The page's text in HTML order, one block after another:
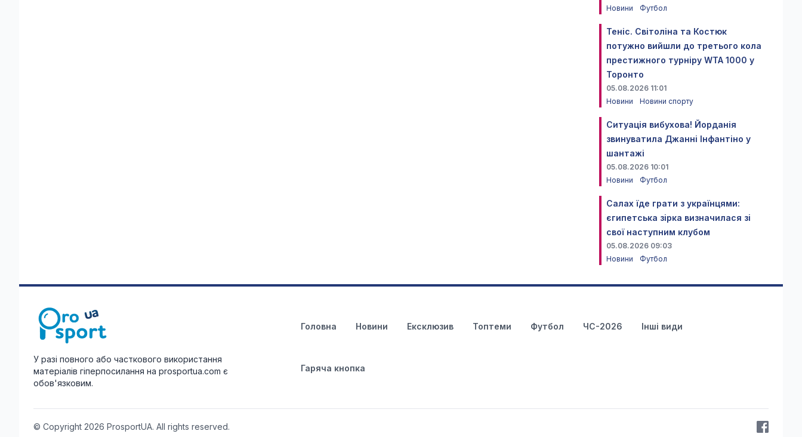
Новини
Футбол
Теніс. Світоліна та Костюк
потужно вийшли до третього кола
престижного турніру WTA 1000 у
Торонто
05.08.2026 11:01
Новини
Новини спорту
Ситуація вибухова! Йорданія
звинуватила Джанні Інфантіно у
шантажі
05.08.2026 10:01
Новини
Футбол
Салах їде грати з українцями:
єгипетська зірка визначилася зі
свої наступним клубом
05.08.2026 09:03
Новини
Футбол
У разі повного або часткового використання
матеріалів гіперпосилання на prosportua.com є
обов'язковим.
Головна Новини Ексклюзив Топтеми Футбол ЧС-2026 Інші види
Гаряча кнопка
© Copyright 2026 ProsportUA. All rights reserved.